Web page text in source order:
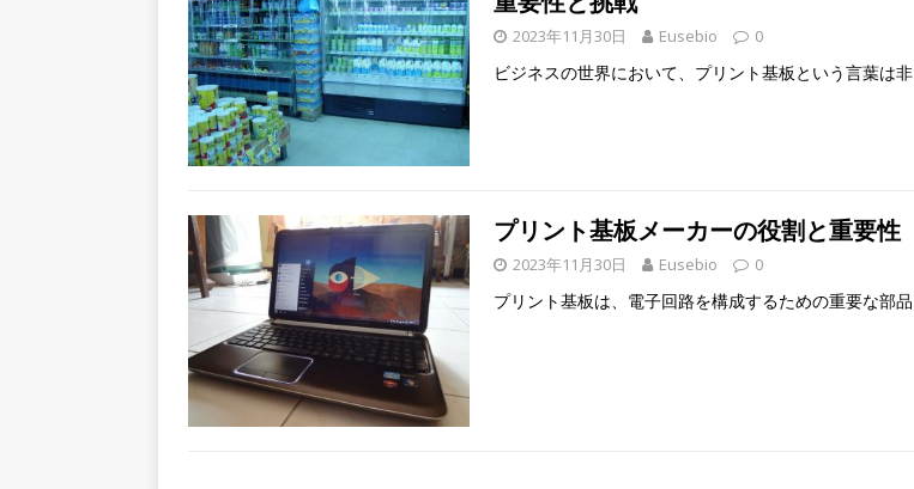
2023年11月30日 Eusebio 0
ビジネスの世界において、プリント基板という言葉は非
プリント基板メーカーの役割と重要性
2023年11月30日 Eusebio 0
プリント基板は、電子回路を構成するための重要な部品